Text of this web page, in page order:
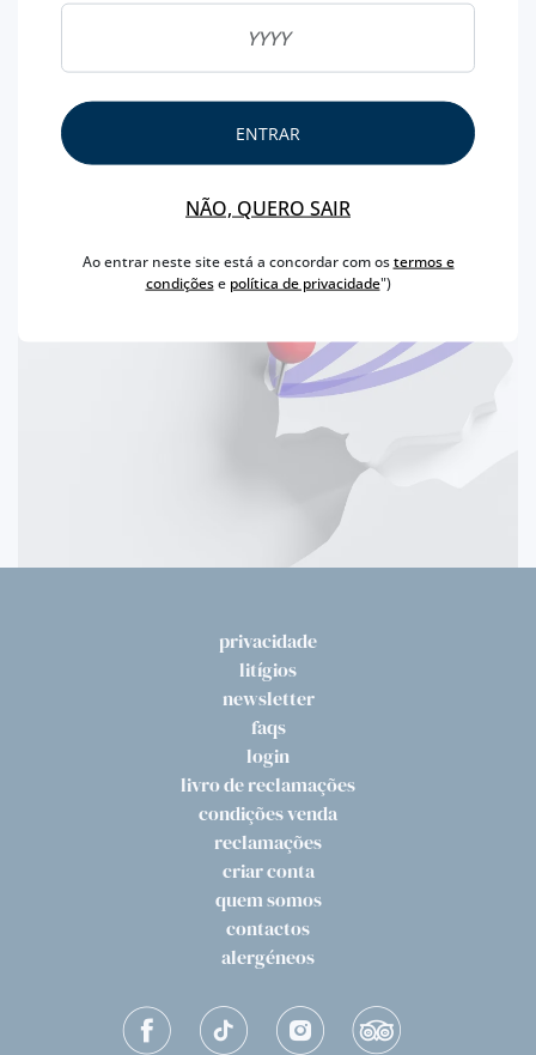
privacidade
litígios
newsletter
faqs
login
livro de reclamações
condições venda
reclamações
criar conta
quem somos
contactos
alergéneos
ENTRAR
NÃO, QUERO SAIR
Ao entrar neste site está a concordar com ostermos e
condiçõese política de privacidade")